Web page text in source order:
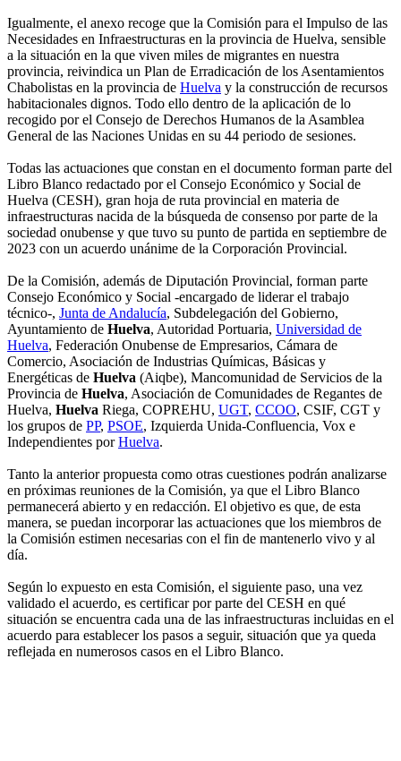
Igualmente, el anexo recoge que la Comisión para el Impulso de las
Necesidades en Infraestructuras en la provincia de Huelva, sensible
a la situación en la que viven miles de migrantes en nuestra
provincia, reivindica un Plan de Erradicación de los Asentamientos
Chabolistas en la provincia de Huelva y la construcción de recursos
habitacionales dignos. Todo ello dentro de la aplicación de lo
recogido por el Consejo de Derechos Humanos de la Asamblea
General de las Naciones Unidas en su 44 periodo de sesiones.
Todas las actuaciones que constan en el documento forman parte del
Libro Blanco redactado por el Consejo Económico y Social de
Huelva (CESH), gran hoja de ruta provincial en materia de
infraestructuras nacida de la búsqueda de consenso por parte de la
sociedad onubense y que tuvo su punto de partida en septiembre de
2023 con un acuerdo unánime de la Corporación Provincial.
De la Comisión, además de Diputación Provincial, forman parte
Consejo Económico y Social -encargado de liderar el trabajo
técnico-, Junta de Andalucía, Subdelegación del Gobierno,
Ayuntamiento de Huelva, Autoridad Portuaria, Universidad de
Huelva, Federación Onubense de Empresarios, Cámara de
Comercio, Asociación de Industrias Químicas, Básicas y
Energéticas de Huelva (Aiqbe), Mancomunidad de Servicios de la
Provincia de Huelva, Asociación de Comunidades de Regantes de
Huelva, Huelva Riega, COPREHU, UGT, CCOO, CSIF, CGT y
los grupos de PP, PSOE, Izquierda Unida-Confluencia, Vox e
Independientes porHuelva.
Tanto la anterior propuesta como otras cuestiones podrán analizarse
en próximas reuniones de la Comisión, ya que el Libro Blanco
permanecerá abierto y en redacción. El objetivo es que, de esta
manera, se puedan incorporar las actuaciones que los miembros de
la Comisión estimen necesarias con el fin de mantenerlo vivo y al
día.
Según lo expuesto en esta Comisión, el siguiente paso, una vez
validado el acuerdo, es certificar por parte del CESH en qué
situación se encuentra cada una de las infraestructuras incluidas en el
acuerdo para establecer los pasos a seguir, situación que ya queda
reflejada en numerosos casos en el Libro Blanco.